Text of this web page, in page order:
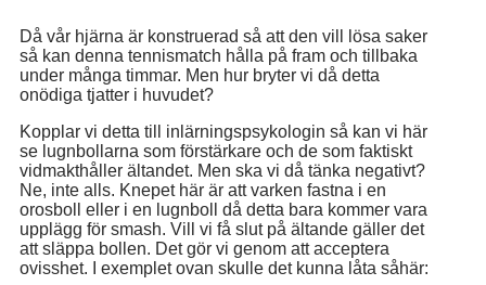
Då vår hjärna är konstruerad så att den vill lösa saker
så kan denna tennismatch hålla på fram och tillbaka
under många timmar. Men hur bryter vi då detta
onödiga tjatter i huvudet?
Kopplar vi detta till inlärningspsykologin så kan vi här
se lugnbollarna som förstärkare och de som faktiskt
vidmakthåller ältandet. Men ska vi då tänka negativt?
Ne, inte alls. Knepet här är att varken fastna i en
orosboll eller i en lugnboll då detta bara kommer vara
upplägg för smash. Vill vi få slut på ältande gäller det
att släppa bollen. Det gör vi genom att acceptera
ovisshet. I exemplet ovan skulle det kunna låta såhär: